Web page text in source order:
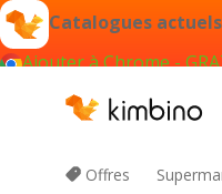
Catalogues
Ajouter à Chrome -
Offres